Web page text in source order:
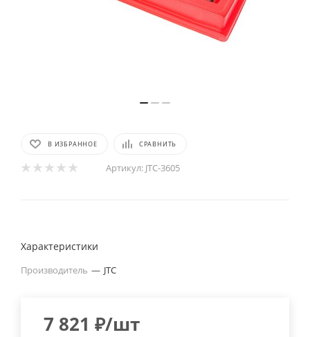
В ИЗБРАННОЕ СРАВНИТЬ
Артикул: JTC-3605
Характеристики
Производитель — JTC
7 821 ₽/шт